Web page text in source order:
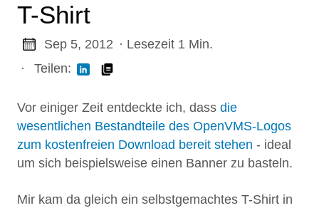
T-Shirt
Sep 5, 2012 · Lesezeit 1 Min.
·
Teilen:
Vor einiger Zeit entdeckte ich, dass die
wesentlichen Bestandteile des OpenVMS-Logos
zum kostenfreien Download bereit stehen - ideal
um sich beispielsweise einen Banner zu basteln.
Mir kam da gleich ein selbstgemachtes T-Shirt in